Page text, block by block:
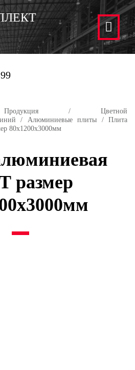
Продукция/ Цветной
/ Алюминиевые плиты / Плита
80х1200х3000мм
размер